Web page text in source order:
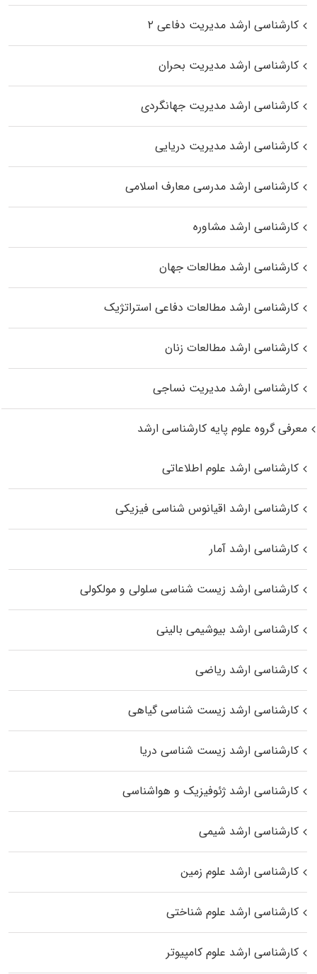
کارشناسی ارشد مدیریت دفاعی ۲
کارشناسی ارشد مدیریت بحران
کارشناسی ارشد مدیریت جهانگردی
کارشناسی ارشد مدیریت دریایی
کارشناسی ارشد مدرسی معارف اسلامی
کارشناسی ارشد مشاوره
کارشناسی ارشد مطالعات جهان
کارشناسی ارشد مطالعات دفاعی استراتژیک
کارشناسی ارشد مطالعات زنان
کارشناسی ارشد مدیریت نساجی
معرفی گروه علوم پایه کارشناسی ارشد
کارشناسی ارشد علوم اطلاعاتی
کارشناسی ارشد اقیانوس‌ شناسی فیزیکی
کارشناسی ارشد آمار
کارشناسی ارشد زیست شناسی سلولی و مولکولی
کارشناسی ارشد بیوشیمی بالینی
کارشناسی ارشد ریاضی
کارشناسی ارشد زیست‌ شناسی گیاهی
کارشناسی ارشد زیست‌ شناسی دریا
کارشناسی ارشد ژئوفیزیک و هواشناسی
کارشناسی ارشد شیمی
کارشناسی ارشد علوم زمین
کارشناسی ارشد علوم شناختی
کارشناسی ارشد علوم کامپیوتر